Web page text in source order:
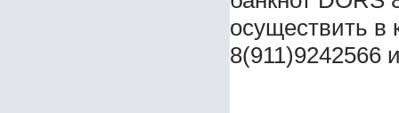
осуществить
8(911)9242566